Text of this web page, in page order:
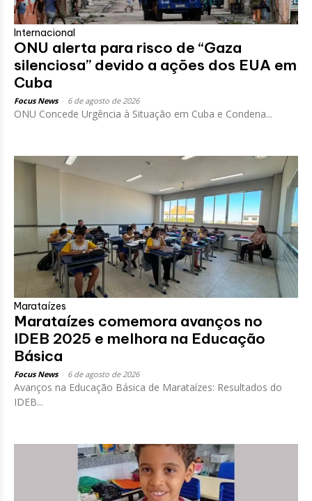
Internacional
ONU alerta para risco de “Gaza
silenciosa” devido a ações dos EUA em
Cuba
Focus News 6 de agosto de 2026
ONU Concede Urgência à Situação em Cuba e Condena...
Marataízes
Marataízes comemora avanços no
IDEB 2025 e melhora na Educação
Básica
Focus News 6 de agosto de 2026
Avanços na Educação Básica de Marataízes: Resultados do
IDEB...